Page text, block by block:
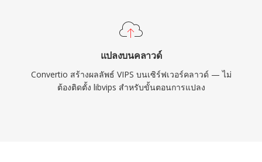
แปลงบนคลาวด์
Convertio สร้างผลลัพธ์ VIPS บนเซิร์ฟเวอร์คลาวด์ — ไม่
ต้องติดตั้ง libvips สำหรับขั้นตอนการแปลง